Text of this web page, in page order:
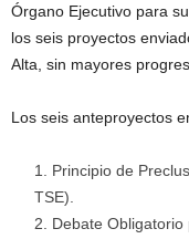
Órgano Ejecutivo para
los seis proyectos
Alta, sin mayores
Los seis anteproyectos
Principio de
TSE).
Debate Obligatorio